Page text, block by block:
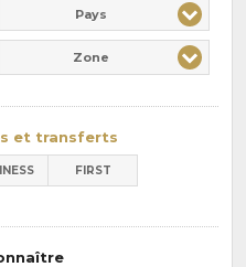
Pays
Zone
et transferts
FIRST